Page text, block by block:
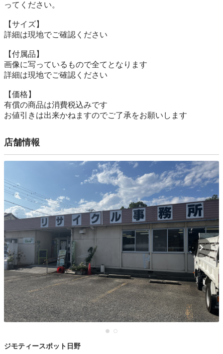
ってください。
【サイズ】
詳細は現地でご確認ください
【付属品】
画像に写っているもので全てとなります
詳細は現地でご確認ください
【価格】
有償の商品は消費税込みです
お値引きは出来かねますのでご了承をお願いします
店舗情報
ジモティースポット日野